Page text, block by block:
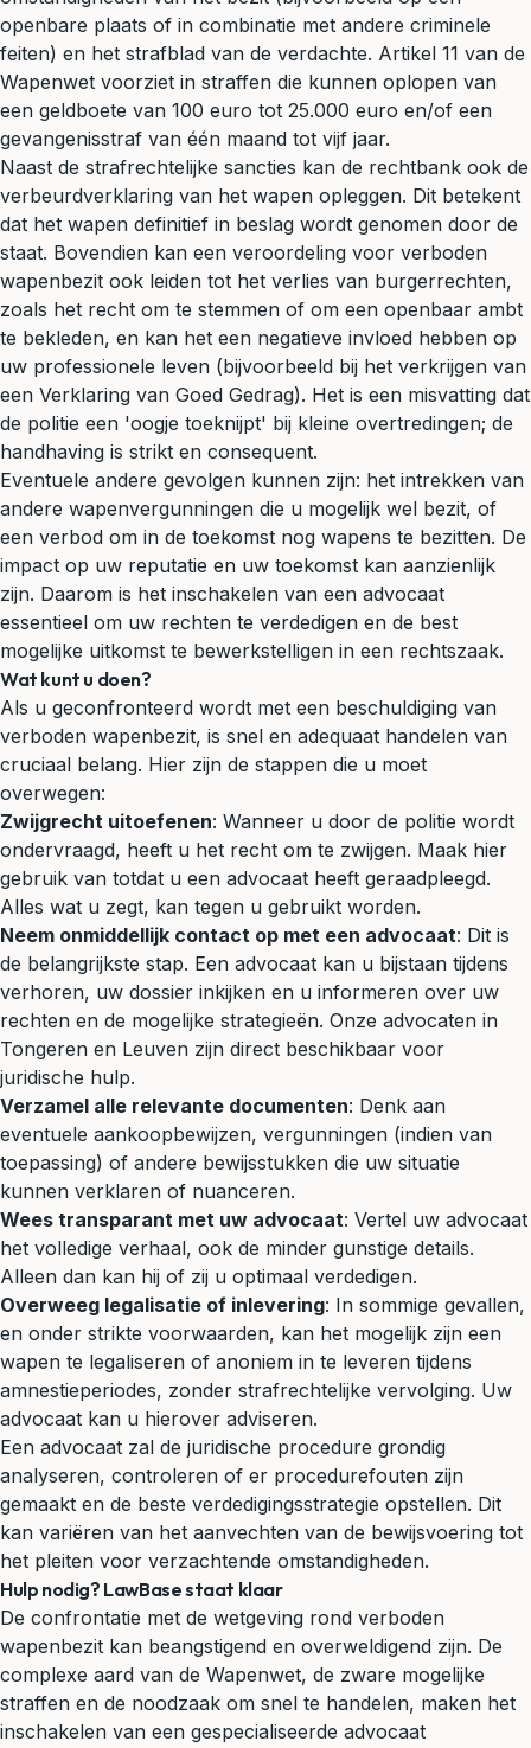
openbare plaats of in combinatie met andere criminele
feiten) en het strafblad van de verdachte. Artikel 11 van de
Wapenwet voorziet in straffen die kunnen oplopen van
een geldboete van 100 euro tot 25.000 euro en/of een
gevangenisstraf van één maand tot vijf jaar.
Naast de strafrechtelijke sancties kan de rechtbank ook de
verbeurdverklaring van het wapen opleggen. Dit betekent
dat het wapen definitief in beslag wordt genomen door de
staat. Bovendien kan een veroordeling voor verboden
wapenbezit ook leiden tot het verlies van burgerrechten,
zoals het recht om te stemmen of om een openbaar ambt
te bekleden, en kan het een negatieve invloed hebben op
uw professionele leven (bijvoorbeeld bij het verkrijgen van
een Verklaring van Goed Gedrag). Het is een misvatting dat
de politie een 'oogje toeknijpt' bij kleine overtredingen; de
handhaving is strikt en consequent.
Eventuele andere gevolgen kunnen zijn: het intrekken van
andere wapenvergunningen die u mogelijk wel bezit, of
een verbod om in de toekomst nog wapens te bezitten. De
impact op uw reputatie en uw toekomst kan aanzienlijk
zijn. Daarom is het inschakelen van een advocaat
essentieel om uw rechten te verdedigen en de best
mogelijke uitkomst te bewerkstelligen in een rechtszaak.
Wat kunt u doen?
Als u geconfronteerd wordt met een beschuldiging van
verboden wapenbezit, is snel en adequaat handelen van
cruciaal belang. Hier zijn de stappen die u moet
overwegen:
Zwijgrecht uitoefenen: Wanneer u door de politie wordt
ondervraagd, heeft u het recht om te zwijgen. Maak hier
gebruik van totdat u een advocaat heeft geraadpleegd.
Alles wat u zegt, kan tegen u gebruikt worden.
Neem onmiddellijk contact op met een advocaat: Dit is
de belangrijkste stap. Een advocaat kan u bijstaan tijdens
verhoren, uw dossier inkijken en u informeren over uw
rechten en de mogelijke strategieën. Onze advocaten in
Tongeren en Leuven zijn direct beschikbaar voor
juridische hulp.
Verzamel alle relevante documenten: Denk aan
eventuele aankoopbewijzen, vergunningen (indien van
toepassing) of andere bewijsstukken die uw situatie
kunnen verklaren of nuanceren.
Wees transparant met uw advocaat: Vertel uw advocaat
het volledige verhaal, ook de minder gunstige details.
Alleen dan kan hij of zij u optimaal verdedigen.
Overweeg legalisatie of inlevering: In sommige gevallen,
en onder strikte voorwaarden, kan het mogelijk zijn een
wapen te legaliseren of anoniem in te leveren tijdens
amnestieperiodes, zonder strafrechtelijke vervolging. Uw
advocaat kan u hierover adviseren.
Een advocaat zal de juridische procedure grondig
analyseren, controleren of er procedurefouten zijn
gemaakt en de beste verdedigingsstrategie opstellen. Dit
kan variëren van het aanvechten van de bewijsvoering tot
het pleiten voor verzachtende omstandigheden.
Hulp nodig? LawBase staat klaar
De confrontatie met de wetgeving rond verboden
wapenbezit kan beangstigend en overweldigend zijn. De
complexe aard van de Wapenwet, de zware mogelijke
straffen en de noodzaak om snel te handelen, maken het
inschakelen van een gespecialiseerde advocaat